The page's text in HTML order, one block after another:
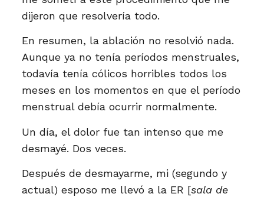
dijeron que resolvería todo.
En resumen, la ablación no resolvió nada.
Aunque ya no tenía períodos menstruales,
todavía tenía cólicos horribles todos los
meses en los momentos en que el período
menstrual debía ocurrir normalmente.
Un día, el dolor fue tan intenso que me
desmayé. Dos veces.
Después de desmayarme, mi (segundo y
actual) esposo me llevó a la ER [sala de